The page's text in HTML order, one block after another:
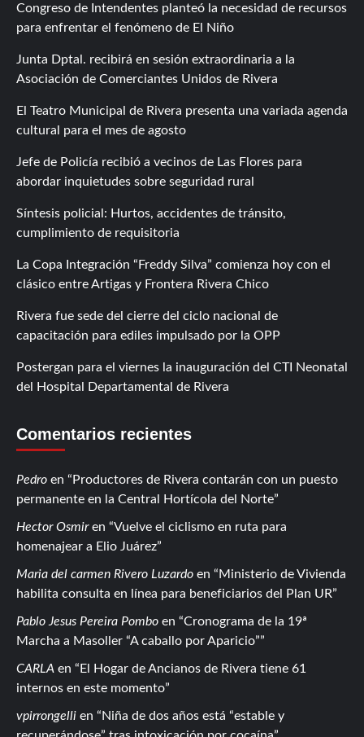
Congreso de Intendentes planteó la necesidad de recursos
para enfrentar el fenómeno de El Niño
Junta Dptal. recibirá en sesión extraordinaria a la
Asociación de Comerciantes Unidos de Rivera
El Teatro Municipal de Rivera presenta una variada agenda
cultural para el mes de agosto
Jefe de Policía recibió a vecinos de Las Flores para
abordar inquietudes sobre seguridad rural
Síntesis policial: Hurtos, accidentes de tránsito,
cumplimiento de requisitoria
La Copa Integración “Freddy Silva” comienza hoy con el
clásico entre Artigas y Frontera Rivera Chico
Rivera fue sede del cierre del ciclo nacional de
capacitación para ediles impulsado por la OPP
Postergan para el viernes la inauguración del CTI Neonatal
del Hospital Departamental de Rivera
Comentarios recientes
Pedro en
Productores de Rivera contarán con un puesto
permanente en la Central Hortícola del Norte
Hector Osmiren
Vuelve el ciclismo en ruta para
homenajear a Elio Juárez
Maria del carmen Rivero Luzardo en
Ministerio de Vivienda
habilita consulta en línea para beneficiarios del Plan UR
Pablo Jesus Pereira Pombo en
Cronograma de la 19ª
Marcha a Masoller “A caballo por Aparicio”
CARLA en
El Hogar de Ancianos de Rivera tiene 61
internos en este momento
vpirrongelli en
Niña de dos años está “estable y